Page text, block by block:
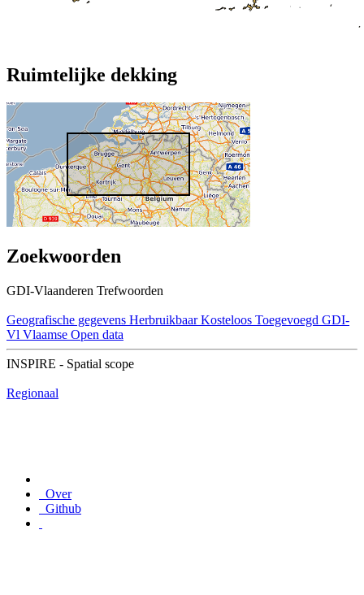
Ruimtelijke dekking
Zoekwoorden
GDI-Vlaanderen Trefwoorden
Geografische gegevens Herbruikbaar Kosteloos Toegevoegd GDI-
Vl Vlaamse Open data
INSPIRE - Spatial scope
Regionaal
Over
Github